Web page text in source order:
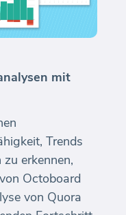
mit
Trends
erkennen,
Octoboard
von Quora